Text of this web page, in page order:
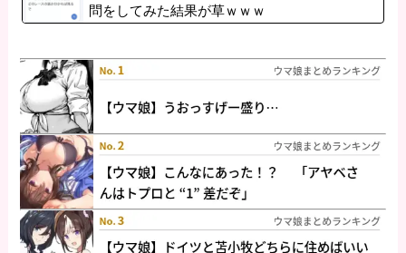
問をしてみた結果が草ｗｗｗ